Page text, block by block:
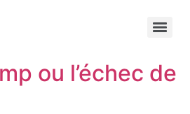
ou l’échec de